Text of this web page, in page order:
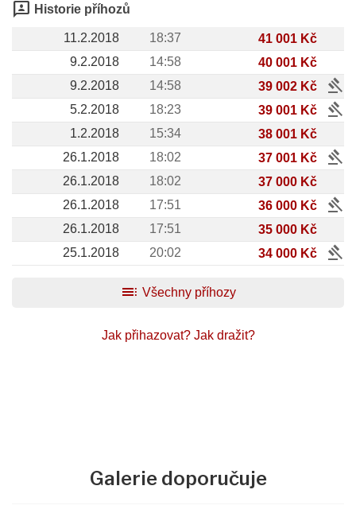
3p Historie příhozů
11.2.2018 18:37
41 001 Kč
9.2.2018
14:58
40 001 Kč
9.2.2018
14:58 39 002 Kč gavel
5.2.2018 18:23 39 001 Kč gavel
1.2.2018 15:34
38 001 Kč
26.1.2018
18:02 37 001 Kč gavel
26.1.2018 18:02
37 000 Kč
26.1.2018
17:51 36 000 Kč gavel
26.1.2018 17:51
35 000 Kč
25.1.2018
20:02 34 000 Kč
gavel
toc Všechny příhozy
Jak přihazovat? Jak dražit?
Galerie doporučuje